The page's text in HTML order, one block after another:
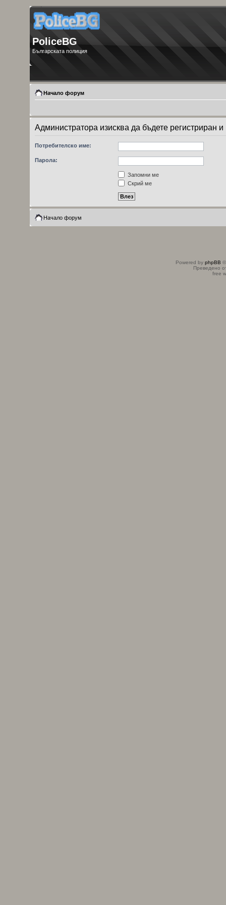
PoliceBG
Българската полиция
Начало форум
Администратора изисква да бъдете регистриран
Потребителско име:
Парола:
Запомни ме
Скрий ме
Начало форум
Powered by phpBB
Преведено
free